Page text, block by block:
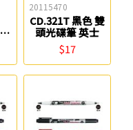
20115470
CD.321T 黑色 雙
頭光碟筆 英士
$17